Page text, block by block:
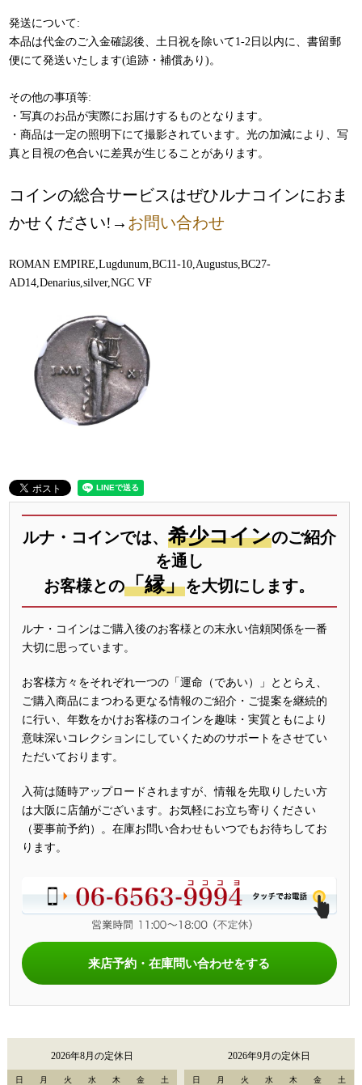
発送について:
本品は代金のご入金確認後、土日祝を除いて1-2日以内に、書留郵
便にて発送いたします(追跡・補償あり)。
その他の事項等:
・写真のお品が実際にお届けするものとなります。
・商品は一定の照明下にて撮影されています。光の加減により、写
真と目視の色合いに差異が生じることがあります。
コインの総合サービスはぜひルナコインにおま
かせください!→ お問い合わせ
ROMAN EMPIRE,Lugdunum,BC11-10,Augustus,BC27-
AD14,Denarius,silver,NGC VF
ルナ・コインでは、 希少コインのご紹介
を通し
お客様との「縁」を大切にします。
ルナ・コインはご購入後のお客様との末永い信頼関係を一番
大切に思っています。
お客様方々をそれぞれ一つの「運命（であい）」ととらえ、
ご購入商品にまつわる更なる情報のご紹介・ご提案を継続的
に行い、年数をかけお客様のコインを趣味・実質ともにより
意味深いコレクションにしていくためのサポートをさせてい
ただいております。
入荷は随時アップロードされますが、情報を先取りしたい方
は大阪に店舗がございます。お気軽にお立ち寄りください
（要事前予約）。在庫お問い合わせもいつでもお待ちしてお
ります。
来店予約・在庫問い合わせをする
2026年8月の定休日
日 月 火 水 木 金 土
2026年9月の定休日
日 月 火 水 木 金 土